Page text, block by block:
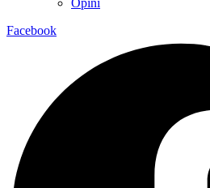
Opini
Facebook